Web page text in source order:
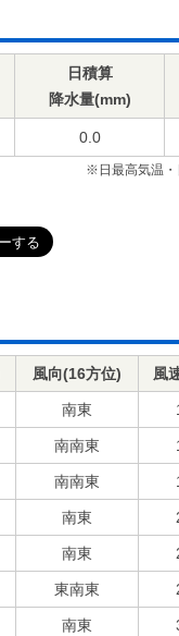
日積算
降水量(mm)
0.0
※日最高気温・
風向(16方位) 風
南東
南南東
南南東
南東
南東
東南東
南東